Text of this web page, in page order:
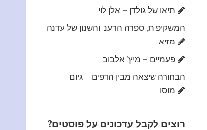
תיאו של גולדן – אלן לוי
המשקיפות, ספרה הרענן והשנון של עדנה
מזיא
פעמיים – מיץ’ אלבום
הבחורה שיצאה מבין הדפים – גיום
מוסו
?רוצים לקבל עדכונים על פוסטים